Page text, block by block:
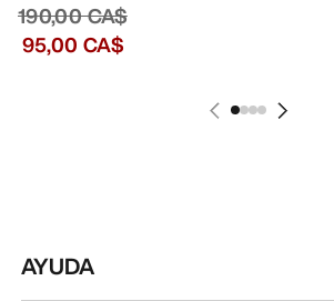
190,00 CA$
95,00 CA$
AYUDA